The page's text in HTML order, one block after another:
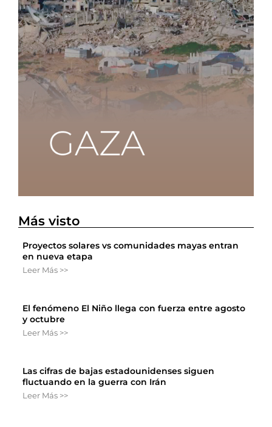
Más visto
Proyectos solares vs comunidades mayas entran
en nueva etapa
Leer Más >>
El fenómeno El Niño llega con fuerza entre agosto
y octubre
Leer Más >>
Las cifras de bajas estadounidenses siguen
fluctuando en la guerra con Irán
Leer Más >>